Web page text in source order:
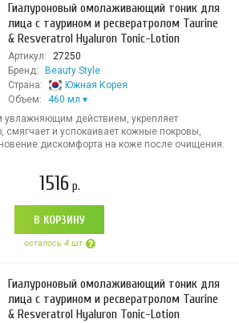
Гиалуроновый омолаживающий тоник для
лица с таурином и ресвератролом Taurine
& Resveratrol Hyaluron Tonic-Lotion
Артикул:
27250
Бренд:
Beauty Style
Страна:
Южная Корея
Объем:
460 мл
действием, укрепляет
смягчает и успокаивает кожные покровы,
дискомфорта на коже после очищения.
1516р.
В КОРЗИНУ
осталось 4 шт
Гиалуроновый омолаживающий тоник для
лица с таурином и ресвератролом Taurine
& Resveratrol Hyaluron Tonic-Lotion